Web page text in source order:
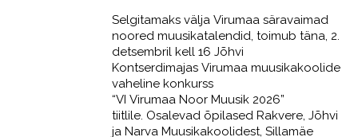
Selgitamaks välja Virumaa säravaimad
noored muusikatalendid, toimub täna, 2.
detsembril kell 16 Jõhvi
Kontserdimajas Virumaa muusikakoolide
vaheline konkurss
“VI Virumaa Noor Muusik 2026”
tiitlile. Osalevad õpilased Rakvere, Jõhvi
ja Narva Muusikakoolidest, Sillamäe